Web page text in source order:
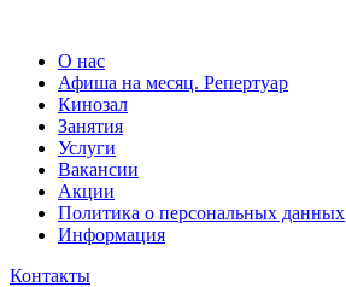
О нас
Афиша на месяц. Репертуар
Кинозал
Занятия
Услуги
Вакансии
Акции
Политика о персональных данных
Информация
Контакты